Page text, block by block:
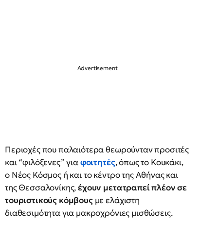
Περιοχές που παλαιότερα θεωρούνταν προσιτές
και “φιλόξενες” γιαφοιτητές, όπως το Κουκάκι,
ο Νέος Κόσμος ή και το κέντρο της Αθήνας και
της Θεσσαλονίκης,έχουν μετατραπεί πλέον σε
τουριστικούς κόμβουςμε ελάχιστη
διαθεσιμότητα για μακροχρόνιες μισθώσεις.